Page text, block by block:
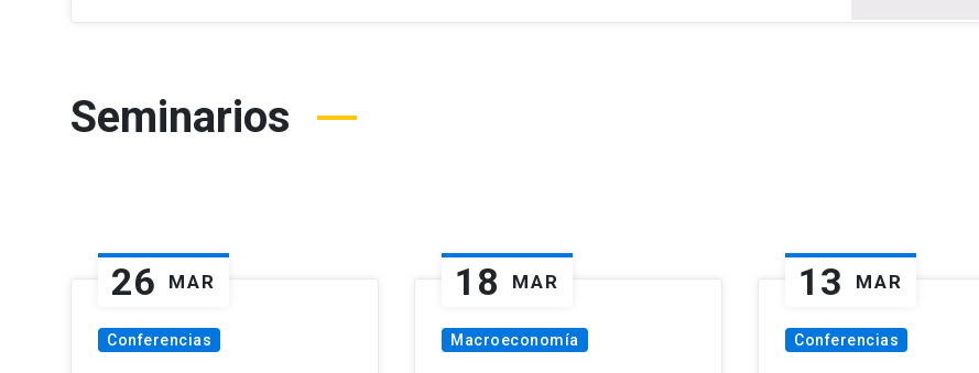
Seminarios
26 MAR
Conferencias
18 MAR
Macroeconomía
13 MAR
Conferencias